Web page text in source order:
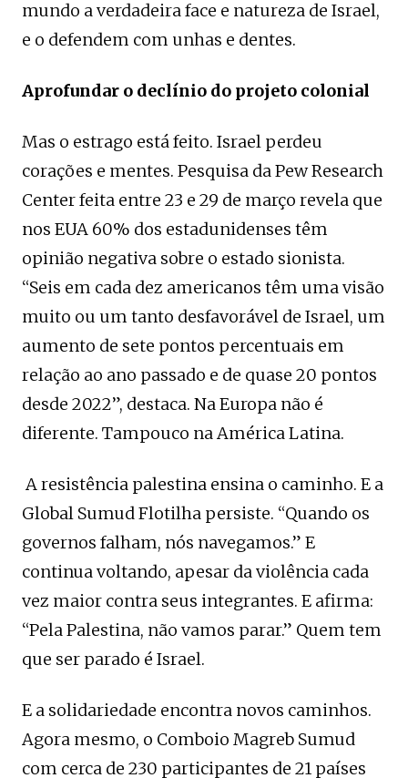
mundo a verdadeira face e natureza de Israel,
e o defendem com unhas e dentes.
Aprofundar o declínio do projeto colonial
Mas o estrago está feito. Israel perdeu
corações e mentes. Pesquisa da Pew Research
Center feita entre 23 e 29 de março revela que
nos EUA 60% dos estadunidenses têm
opinião negativa sobre o estado sionista.
“Seis em cada dez americanos têm uma visão
muito ou um tanto desfavorável de Israel, um
aumento de sete pontos percentuais em
relação ao ano passado e de quase 20 pontos
desde 2022”, destaca. Na Europa não é
diferente. Tampouco na América Latina.
A resistência palestina ensina o caminho. E a
Global Sumud Flotilha persiste. “Quando os
governos falham, nós navegamos.” E
continua voltando, apesar da violência cada
vez maior contra seus integrantes. E afirma:
“Pela Palestina, não vamos parar.” Quem tem
que ser parado é Israel.
E a solidariedade encontra novos caminhos.
Agora mesmo, o Comboio Magreb Sumud
com cerca de 230 participantes de 21 países